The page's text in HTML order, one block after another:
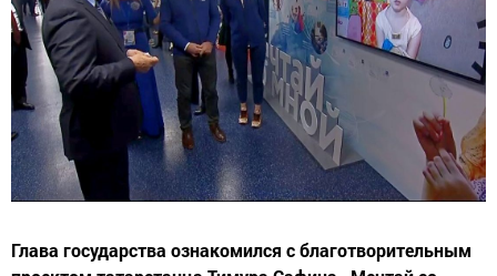
Глава государства ознакомился с благотворительным